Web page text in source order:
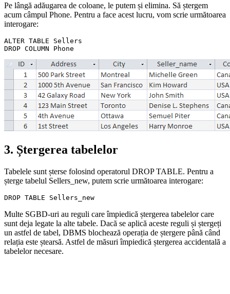
Pe lângă adăugarea de coloane, le putem și elimina. Să ștergem
acum câmpul Phone. Pentru a face acest lucru, vom scrie următoarea
interogare:
ALTER TABLE Sellers
3. Ștergerea tabelelor
Tabelele sunt șterse folosind operatorul DROP TABLE. Pentru a
șterge tabelul Sellers_new, putem scrie următoarea interogare:
Multe SGBD-uri au reguli care împiedică ștergerea tabelelor care
sunt deja legate la alte tabele. Dacă se aplică aceste reguli și ștergeți
un astfel de tabel, DBMS blochează operația de ștergere până când
relația este ștearsă. Astfel de măsuri împiedică ștergerea accidentală a
tabelelor necesare.